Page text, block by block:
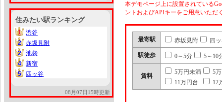
住みたい駅ランキング
1
1
渋谷
2
2
赤坂見附
2
2
池袋
4
4
新宿
5
5 四ッ谷
08月07日15時更新
本デモページ上に設置されている
ントおよびAPIキーをご用意いただ
最寄駅 赤坂見附 四
駅徒歩 0～5分 5～10
賃料
5万円未満
5
11万円台
12